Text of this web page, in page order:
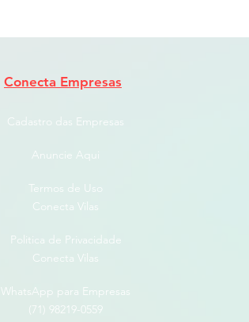
Conecta Empresas
Cadastro das Empresas
Anuncie Aqui
Termos de Uso
Conecta Vilas
Politica de Privacidade
Conecta Vilas
WhatsApp para Empresas
(71) 98219-0559